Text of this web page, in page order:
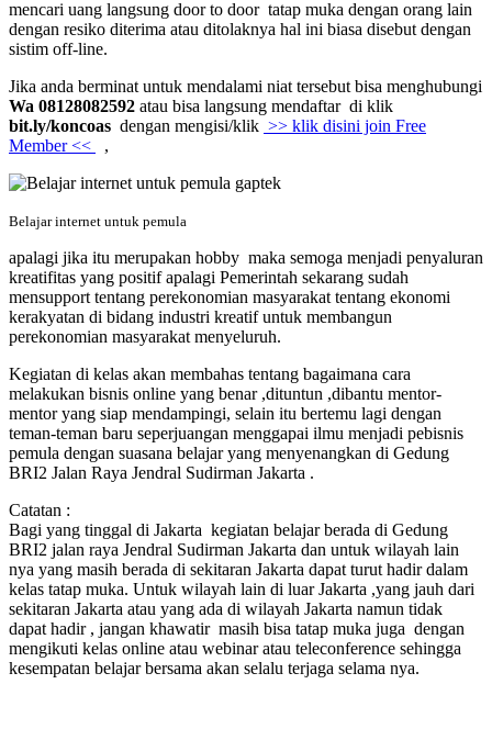
mencari uang langsung door to door tatap muka dengan orang lain
dengan resiko diterima atau ditolaknya hal ini biasa disebut dengan
sistim off-line.
Jika anda berminat untuk mendalami niat tersebut bisa menghubungi
Wa 08128082592 atau bisa langsung mendaftar di klik
bit.ly/koncoas dengan mengisi/klik >> klik disini join Free
Member <<
,
Belajar internet untuk pemula
apalagi jika itu merupakan hobby maka semoga menjadi penyaluran
kreatifitas yang positif apalagi Pemerintah sekarang sudah
mensupport tentang perekonomian masyarakat tentang ekonomi
kerakyatan di bidang industri kreatif untuk membangun
perekonomian masyarakat menyeluruh.
Kegiatan di kelas akan membahas tentang bagaimana cara
melakukan bisnis online yang benar ,dituntun ,dibantu mentor-
mentor yang siap mendampingi, selain itu bertemu lagi dengan
teman-teman baru seperjuangan menggapai ilmu menjadi pebisnis
pemula dengan suasana belajar yang menyenangkan di Gedung
BRI2 Jalan Raya Jendral Sudirman Jakarta .
Catatan :
Bagi yang tinggal di Jakarta kegiatan belajar berada di Gedung
BRI2 jalan raya Jendral Sudirman Jakarta dan untuk wilayah lain
nya yang masih berada di sekitaran Jakarta dapat turut hadir dalam
kelas tatap muka. Untuk wilayah lain di luar Jakarta ,yang jauh dari
sekitaran Jakarta atau yang ada di wilayah Jakarta namun tidak
dapat hadir , jangan khawatir masih bisa tatap muka juga dengan
mengikuti kelas online atau webinar atau teleconference sehingga
kesempatan belajar bersama akan selalu terjaga selama nya.